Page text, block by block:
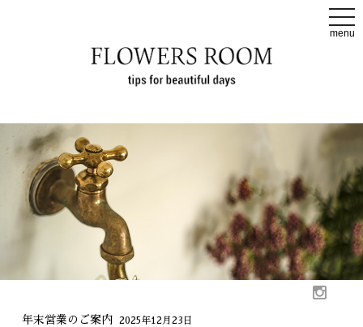
t
o
g
i
o
menu
年末営業のご案内 2025年12月23日